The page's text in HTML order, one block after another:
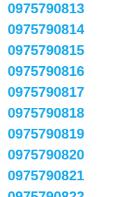
0975790813
0975790814
0975790815
0975790816
0975790817
0975790818
0975790819
0975790820
0975790821